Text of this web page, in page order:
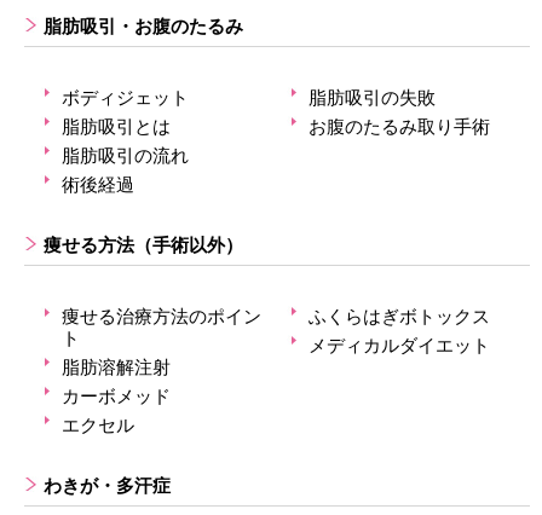
脂肪吸引・お腹のたるみ
ボディジェット
脂肪吸引とは
脂肪吸引の流れ
術後経過
脂肪吸引の失敗
お腹のたるみ取り手術
痩せる方法（手術以外）
痩せる治療方法のポイン
ト
脂肪溶解注射
カーボメッド
エクセル
ふくらはぎボトックス
メディカルダイエット
わきが・多汗症